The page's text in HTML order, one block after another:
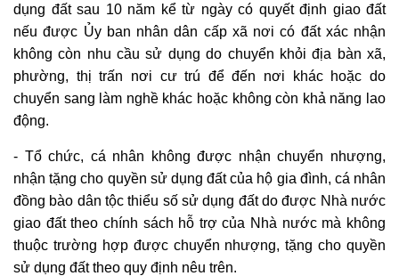
dụng đất sau 10 năm kể từ ngày có quyết định giao đất
nếu được Ủy ban nhân dân cấp xã nơi có đất xác nhận
không còn nhu cầu sử dụng do chuyển khỏi địa bàn xã,
phường, thị trấn nơi cư trú để đến nơi khác hoặc do
chuyển sang làm nghề khác hoặc không còn khả năng lao
động.
- Tổ chức, cá nhân không được nhận chuyển nhượng,
nhận tặng cho quyền sử dụng đất của hộ gia đình, cá nhân
đồng bào dân tộc thiểu số sử dụng đất do được Nhà nước
giao đất theo chính sách hỗ trợ của Nhà nước mà không
thuộc trường hợp được chuyển nhượng, tặng cho quyền
sử dụng đất theo quy định nêu trên.